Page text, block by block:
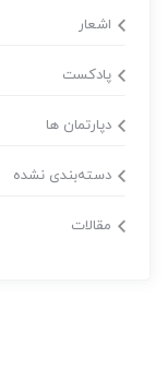
اشعار
پادکست
دپارتمان ها
دسته‌بندی نشده
مقالات